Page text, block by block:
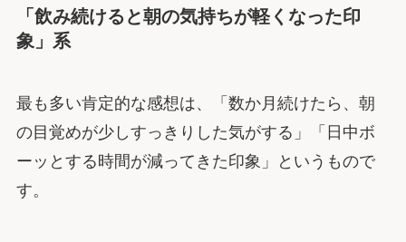
「飲み続けると朝の気持ちが軽くなった印
象」系
最も多い肯定的な感想は、「数か月続けたら、朝
の目覚めが少しすっきりした気がする」「日中ボ
ーッとする時間が減ってきた印象」というもので
す。